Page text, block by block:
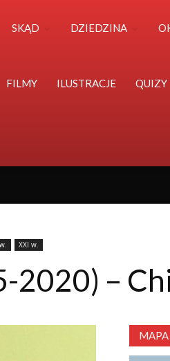
SKĄD DZIEDZINA
FILMY ILUSTRACJE QUIZY
XXI w.
2020) –